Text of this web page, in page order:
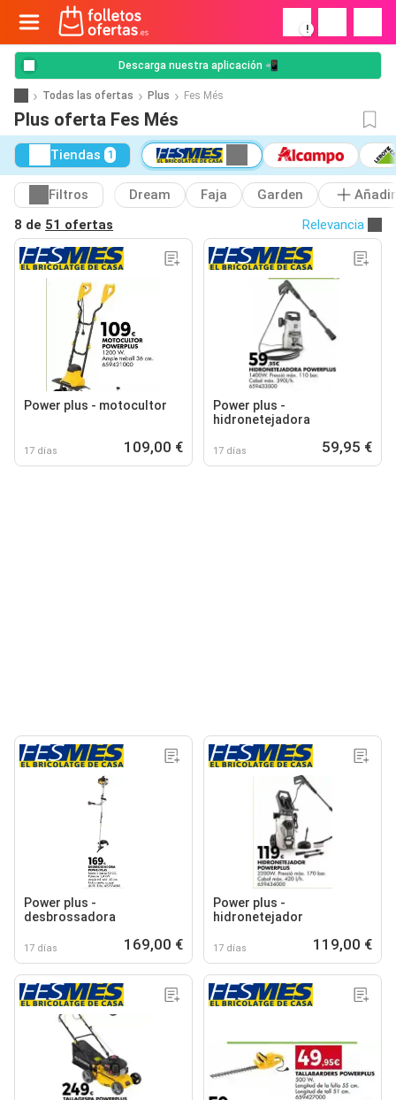
!
Descarga nuestra aplicación 📲
Todas las ofertas Plus Fes Més
Plus oferta Fes Més
Tiendas 1
Filtros Dream Faja Garden
Añadir
8 de 51 ofertas Relevancia
Power plus - motocultor
17 días 109,00 €
Power plus -
hidronetejadora
17 días 59,95 €
Power plus -
desbrossadora
17 días 169,00 €
Power plus -
hidronetejador
17 días 119,00 €